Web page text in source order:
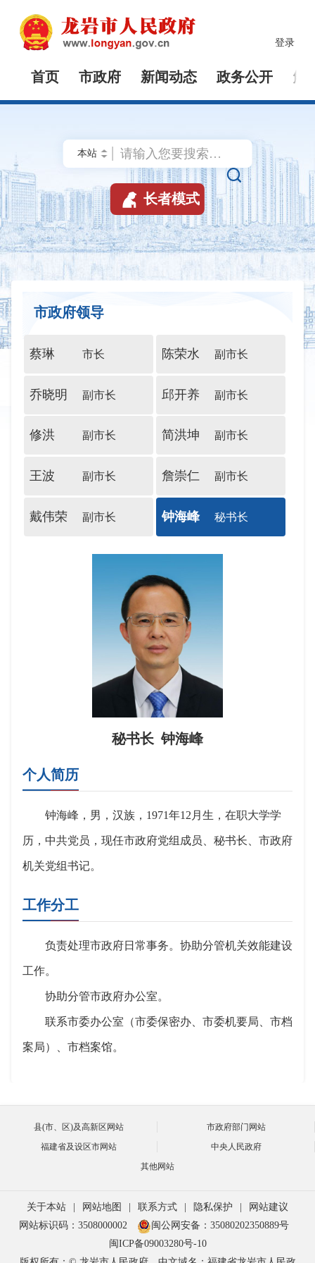
登录
首页 市政府 新闻动态 政务公开 解

 长者模式
市政府领导
蔡琳 市长 陈荣水 副市长
乔晓明 副市长 邱开养 副市长
修洪 副市长 简洪坤 副市长
王波 副市长 詹崇仁 副市长
戴伟荣 副市长 钟海峰 秘书长
秘书长 钟海峰
个人简历
钟海峰，男，汉族，1971年12月生，在职大学学
历，中共党员，现任市政府党组成员、秘书长、市政府
机关党组书记。
工作分工
负责处理市政府日常事务。协助分管机关效能建设
工作。
协助分管市政府办公室。
联系市委办公室（市委保密办、市委机要局、市档
案局）、市档案馆。
县(市、区)及高新区网站
市政府部门网站
福建省及设区市网站
中央人民政府
其他网站
关于本站 网站地图 联系方式 隐私保护
网站建议
网站标识码：3508000002
闽公网安备：35080202350889号
闽ICP备09003280号-10